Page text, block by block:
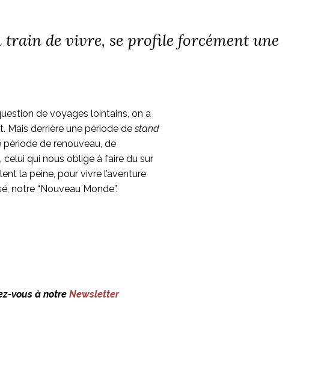
train de vivre, se profile forcément une
de voyages lointains, on a
Mais derrière une période destand
de renouveau, de
celui qui nous oblige à faire du sur
la peine, pour vivre l’aventure
notre “Nouveau Monde”.
vous à notreNewsletter